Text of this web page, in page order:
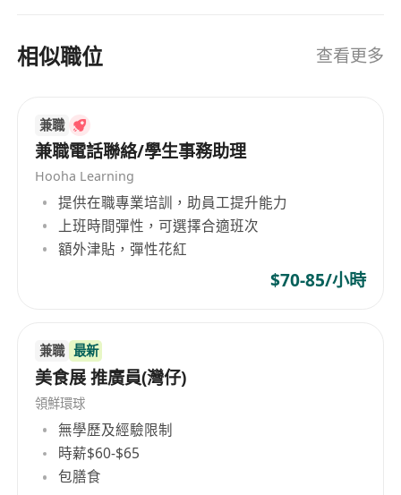
compliance testing—reducing your time-to-
functional prototypes, and global logistics
support. ✅ Future-ready: (Expertise in designing
and assembling PCBA for Powering 30+
Automotive Lighting Brands with 1000+ PCBA
Solutions.) Let’s build a smarter, sustainable
supply chain—where quality meets innovation.
相似職位 查看更多
兼職
兼職電話聯絡/學生事務助理
Hooha Learning
提供在職專業培訓，助員工提升能力
上班時間彈性，可選擇合適班次
額外津貼，彈性花紅
$70-85/小時
兼職 最新
美食展 推廣員(灣仔)
領鮮環球
無學歷及經驗限制
時薪$60-$65
包膳食